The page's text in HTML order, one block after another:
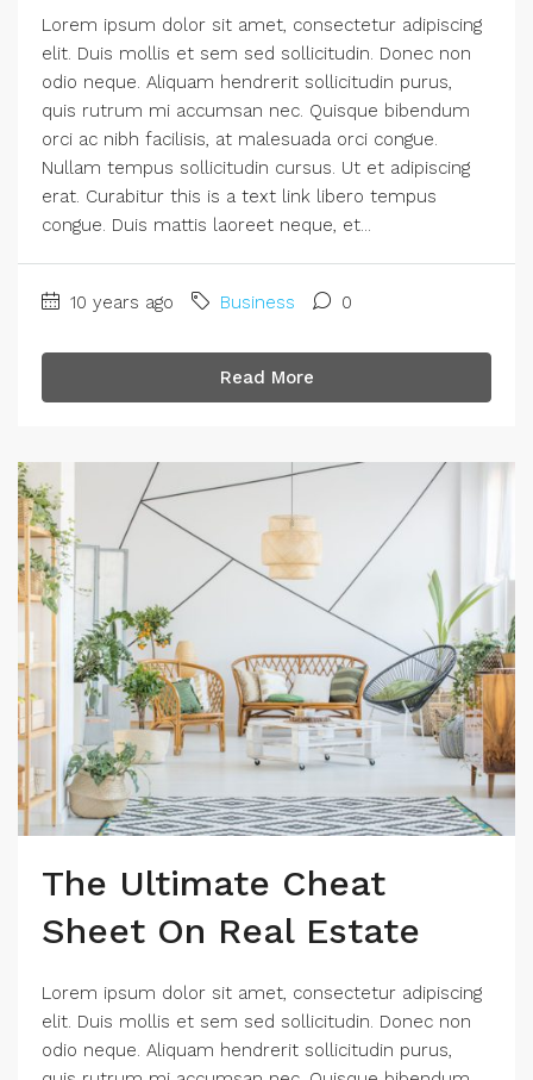
Lorem ipsum dolor sit amet, consectetur adipiscing
elit. Duis mollis et sem sed sollicitudin. Donec non
odio neque. Aliquam hendrerit sollicitudin purus,
quis rutrum mi accumsan nec. Quisque bibendum
orci ac nibh facilisis, at malesuada orci congue.
Nullam tempus sollicitudin cursus. Ut et adipiscing
erat. Curabitur this is a text link libero tempus
congue. Duis mattis laoreet neque, et...
10 years ago Business 0
Read More
The Ultimate Cheat
Sheet On Real Estate
Lorem ipsum dolor sit amet, consectetur adipiscing
elit. Duis mollis et sem sed sollicitudin. Donec non
odio neque. Aliquam hendrerit sollicitudin purus,